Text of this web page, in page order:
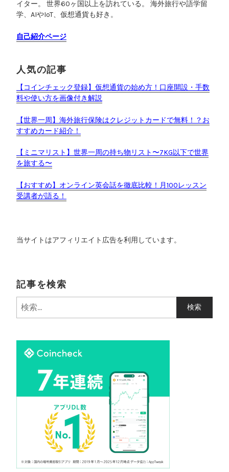
イター。 世界60ヶ国以上を訪れている。 海外旅行や語学留
学、AIやIoT、仮想通貨も好き。
自己紹介ページ
人気の記事
【コインチェック登録】仮想通貨の始め方！口座開設・手数
料や使い方を画像付き解説
【世界一周】海外旅行保険はクレジットカードで無料！？お
すすめカード紹介！
【ミニマリスト】世界一周の持ち物リスト〜7KG以下で世界
を旅する〜
【おすすめ】オンライン英会話を徹底比較！月100レッスン
受講者が語る！
当サイトはアフィリエイト広告を利用しています。
記事を検索
検
索